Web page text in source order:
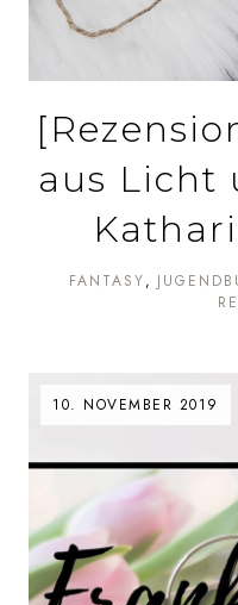
aus Licht
FANTASY
10. NOVEMBER 2019